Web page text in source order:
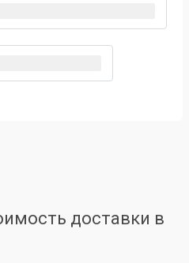
доставки в